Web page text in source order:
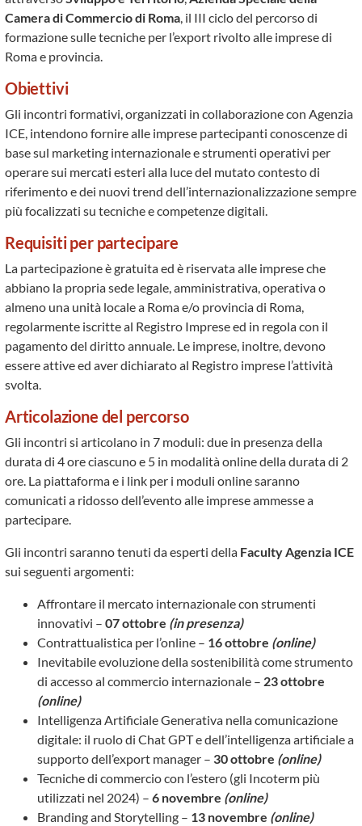
Camera di Commercio di Roma, il III ciclo del percorso di
formazione sulle tecniche per l’export rivolto alle imprese di
Roma e provincia.
Obiettivi
Gli incontri formativi, organizzati in collaborazione con Agenzia
ICE, intendono fornire alle imprese partecipanti conoscenze di
base sul marketing internazionale e strumenti operativi per
operare sui mercati esteri alla luce del mutato contesto di
riferimento e dei nuovi trend dell’internazionalizzazione sempre
più focalizzati su tecniche e competenze digitali.
Requisiti per partecipare
La partecipazione è gratuita ed è riservata alle imprese che
abbiano la propria sede legale, amministrativa, operativa o
almeno una unità locale a Roma e/o provincia di Roma,
regolarmente iscritte al Registro Imprese ed in regola con il
pagamento del diritto annuale. Le imprese, inoltre, devono
essere attive ed aver dichiarato al Registro imprese l’attività
svolta.
Articolazione del percorso
Gli incontri si articolano in 7 moduli: due in presenza della
durata di 4 ore ciascuno e 5 in modalità online della durata di 2
ore. La piattaforma e i link per i moduli online saranno
comunicati a ridosso dell’evento alle imprese ammesse a
partecipare.
Gli incontri saranno tenuti da esperti della Faculty Agenzia ICE
sui seguenti argomenti:
Affrontare il mercato internazionale con strumenti
innovativi – 07 ottobre (in presenza)
Contrattualistica per l’online – 16 ottobre (online)
Inevitabile evoluzione della sostenibilità come strumento
di accesso al commercio internazionale – 23 ottobre
(online)
Intelligenza Artificiale Generativa nella comunicazione
digitale: il ruolo di Chat GPT e dell’intelligenza artificiale a
supporto dell’export manager – 30 ottobre (online)
Tecniche di commercio con l’estero (gli Incoterm più
utilizzati nel 2024) – 6 novembre (online)
Branding and Storytelling – 13 novembre (online)